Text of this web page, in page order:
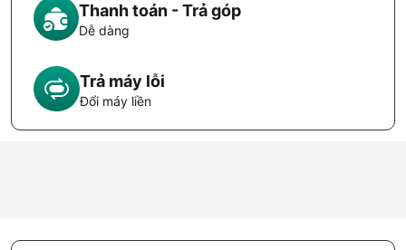
Thanh toán - Trả góp
Dễ dàng
Trả máy lỗi
Đổi máy liền